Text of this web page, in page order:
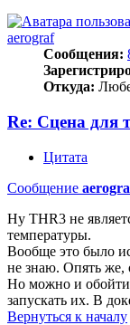
aerograf
Сообщения:
Откуда:
Re: Сцена для
Цитата
Сообщение
Ну THR3 не
температуры.
Вообще это было
не знаю. Опять же,
Но можно и
запускать их. В
Вернуться к началу